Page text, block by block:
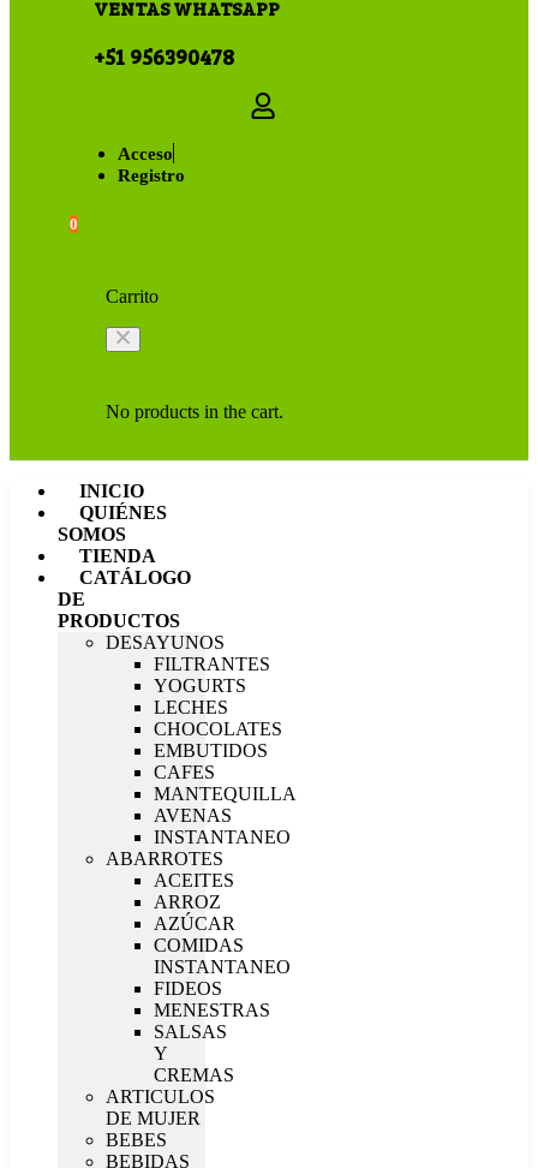
VENTAS WHATSAPP
+51 956390478
Acceso
Registro
0
Carrito
No products in the cart.
INICIO
QUIÉNES
SOMOS
TIENDA
CATÁLOGO
DE
PRODUCTOS
DESAYUNOS
FILTRANTES
YOGURTS
LECHES
CHOCOLATES
EMBUTIDOS
CAFES
MANTEQUILLA
AVENAS
INSTANTANEO
ABARROTES
ACEITES
ARROZ
AZÚCAR
COMIDAS
INSTANTANEO
FIDEOS
MENESTRAS
SALSAS
Y
CREMAS
ARTICULOS
DE MUJER
BEBES
BEBIDAS